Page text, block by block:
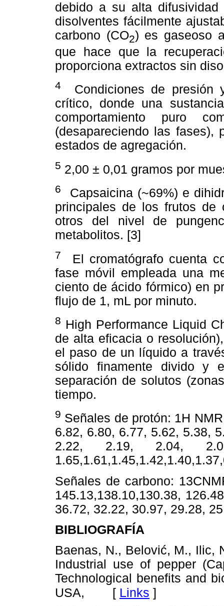
debido a su alta
disolventes fácilmente
carbono (CO2) es gaseoso
que hace que la
proporciona extractos sin
4
Condiciones de presión
crítico, donde una
comportamiento puro
(desapareciendo las fases),
estados de agregación.
5 2,00 ± 0,01 gramos por
6
Capsaicina (~69%) e
principales de los frutos de
otros del nivel de
metabolitos. [3]
7
El cromatógrafo cuenta
fase móvil empleada una
ciento de ácido fórmico) en
flujo de 1, mL por minuto.
8 High Performance Liquid
de alta eficacia o
el paso de un líquido a
sólido finamente divido y
separación de solutos
tiempo.
9 Señales de protón: 1H
6.82, 6.80, 6.77, 5.62, 5.38,
2.22, 2.19, 2.04,
Señales de carbono:
145.13,138.10,130.38,
36.72, 32.22, 30.97, 29.28,
BIBLIOGRAFÍA
Baenas, N., Belović, M., Ilic,
Industrial use of pepper
Technological benefits and
USA, [ Links ]